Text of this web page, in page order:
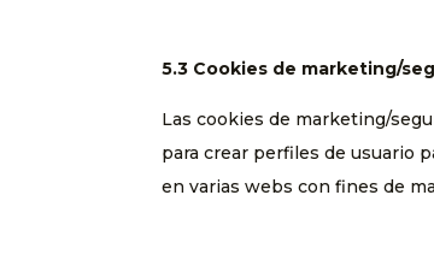
5.3 Cookies de marketing/
Las cookies de marketing/
para crear perfiles de usuario
en varias webs con fines de